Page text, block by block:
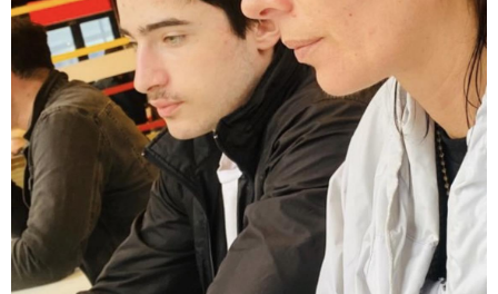
12:50 / 07-08-2026
დაიწყო გამოძიება გიორგი ბარამიძის მიერ ტყვეთა
გაცვლის პროცესის შესახებ გაკეთებულ
განცხადებასთან დაკავშირებით - პროკურატურის